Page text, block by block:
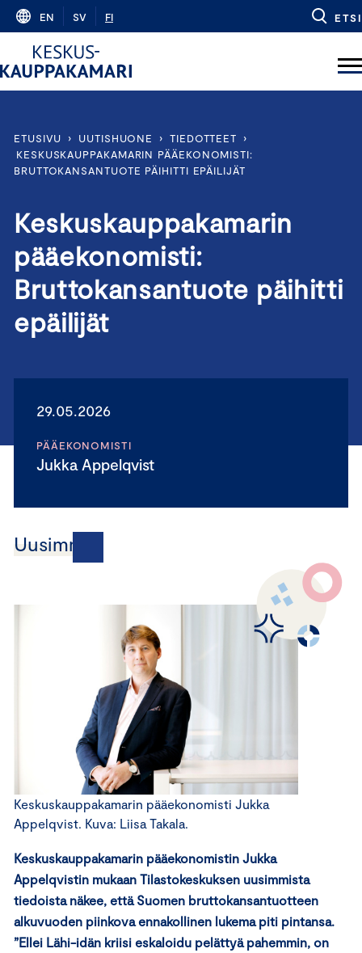
Skip
content
EN SV FI ETSI
ETUSIVU › UUTISHUONE › TIEDOTTEET
›
KESKUSKAUPPAKAMARIN PÄÄEKONOMISTI:
BRUTTOKANSANTUOTE PÄIHITTI EPÄILIJÄT
Keskuskauppakamarin
pääekonomisti:
Bruttokansantuote päihitti
epäilijät
29.05.2026
PÄÄEKONOMISTI
Jukka Appelqvist
Uusimmat
Keskuskauppakamarin pääekonomisti Jukka
Appelqvist. Kuva: Liisa Takala.
Keskuskauppakamarin pääekonomistin Jukka
Appelqvistin mukaan Tilastokeskuksen uusimmista
tiedoista näkee, että Suomen bruttokansantuotteen
alkuvuoden piinkova ennakollinen lukema piti pintansa.
”Ellei Lähi-idän kriisi eskaloidu pelättyä pahemmin, on